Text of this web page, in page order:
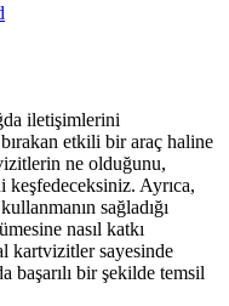
iletişimlerini
etkili bir araç haline
ne olduğunu,
keşfedeceksiniz. Ayrıca,
sağladığı
nasıl katkı
kartvizitler sayesinde
bir şekilde temsil